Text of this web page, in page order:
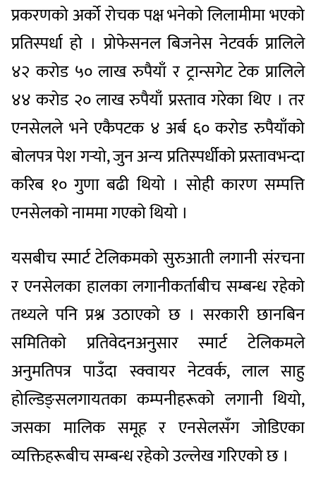
प्रकरणको अर्को रोचक पक्ष भनेको लिलामीमा भएको
प्रतिस्पर्धा हो । प्रोफेसनल बिजनेस नेटवर्क प्रालिले
४२ करोड ५० लाख रुपैयाँ र ट्रान्सगेट टेक प्रालिले
४४ करोड २० लाख रुपैयाँ प्रस्ताव गरेका थिए । तर
एनसेलले भने एकैपटक ४ अर्ब ६० करोड रुपैयाँको
बोलपत्र पेश गर्‍यो, जुन अन्य प्रतिस्पर्धीको प्रस्तावभन्दा
करिब १० गुणा बढी थियो । सोही कारण सम्पत्ति
एनसेलको नाममा गएको थियो ।
यसबीच स्मार्ट टेलिकमको सुरुआती लगानी संरचना
र एनसेलका हालका लगानीकर्ताबीच सम्बन्ध रहेको
तथ्यले पनि प्रश्न उठाएको छ । सरकारी छानबिन
समितिको प्रतिवेदनअनुसार स्मार्ट टेलिकमले
अनुमतिपत्र पाउँदा स्क्वायर नेटवर्क, लाल साहु
होल्डिङ्सलगायतका कम्पनीहरूको लगानी थियो,
जसका मालिक समूह र एनसेलसँग जोडिएका
व्यक्तिहरूबीच सम्बन्ध रहेको उल्लेख गरिएको छ ।